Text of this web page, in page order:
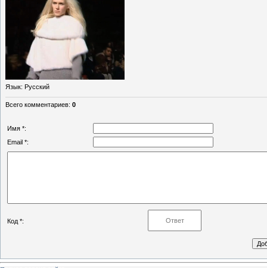
Язык: Русский
Всего комментариев: 0
Имя *:
Email *:
Код *: